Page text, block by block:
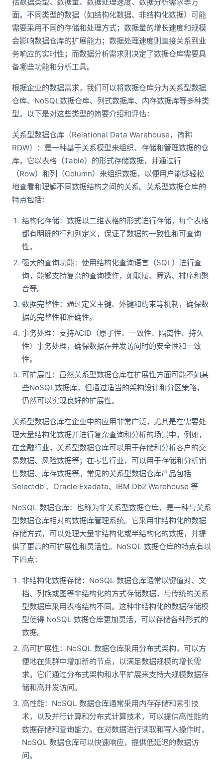
面。不同类型的数据（如结构化数据、非结构化数据）可能
需要采用不同的存储和处理方式；数据量的增长速度和规模
会影响数据仓库的扩展能力；数据处理速度则直接关系到业
务响应的实时性；而数据分析需求则决定了数据仓库需要具
备哪些功能和分析工具。
根据企业的数据需求，我们可以将数据仓库分为关系型数据
仓库、NoSQL数据仓库、列式数据库、内存数据库等多种类
型。以下是对这些类型的简要介绍和评估：
关系型数据仓库（Relational Data Warehouse，简称
RDW）：是一种基于关系模型来组织、存储和管理数据的仓
库。它以表格（Table）的形式存储数据，并通过行
（Row）和列（Column）来组织数据，以便用户能够轻松
地查看和理解不同数据结构之间的关系。关系型数据仓库的
特点包括：
结构化存储：数据以二维表格的形式进行存储，每个表格
都有明确的行和列定义，保证了数据的一致性和可查询
性。
强大的查询功能：使用结构化查询语言（SQL）进行查
询，能够支持复杂的查询操作，如联接、筛选、排序和聚
合等。
数据完整性：通过定义主键、外键和约束等机制，确保数
据的完整性和准确性。
事务处理：支持ACID（原子性、一致性、隔离性、持久
性）事务处理，确保数据在并发访问时的安全性和一致
性。
可扩展性：虽然关系型数据仓库在扩展性方面可能不如某
些NoSQL数据库，但通过适当的架构设计和分区策略，
仍然可以实现良好的扩展性。
关系型数据仓库在企业中的应用非常广泛，尤其是在需要处
理大量结构化数据并进行复杂查询和分析的场景中。例如，
在金融行业，关系型数据仓库可以用于存储和分析客户的交
易数据、风险数据等；在零售行业，可以用于存储和分析销
售数据、库存数据等。常见的关系型数据仓库产品包括
Selectdb 、Oracle Exadata、IBM Db2 Warehouse 等
NoSQL 数据仓库：也称为非关系型数据仓库，是一种与关系
型数据仓库相对的数据库管理系统。它采用非结构化的数据
存储方式，可以处理大量非结构化或半结构化的数据，并提
供了更高的可扩展性和灵活性。NoSQL 数据仓库的特点有以
下四点：
非结构化数据存储：NoSQL 数据仓库通常以键值对、文
档、列族或图等非结构化的方式存储数据，与传统的关系
型数据库采用表格结构不同。这种非结构化的数据存储模
型使得 NoSQL 数据仓库更加灵活，可以存储各种形式的
数据。
高可扩展性：NoSQL 数据仓库采用分布式架构，可以方
便地在集群中增加新的节点，以满足数据规模的增长需
求。它们通过分布式架构和水平扩展来支持大规模数据存
储和高并发访问。
高性能：NoSQL 数据仓库通常采用内存存储和索引技
术，以及并行计算和分布式计算技术，可以提供高性能的
数据存储和查询能力。在对数据进行读取和写入操作时，
NoSQL 数据仓库可以快速响应，提供低延迟的数据访
问。